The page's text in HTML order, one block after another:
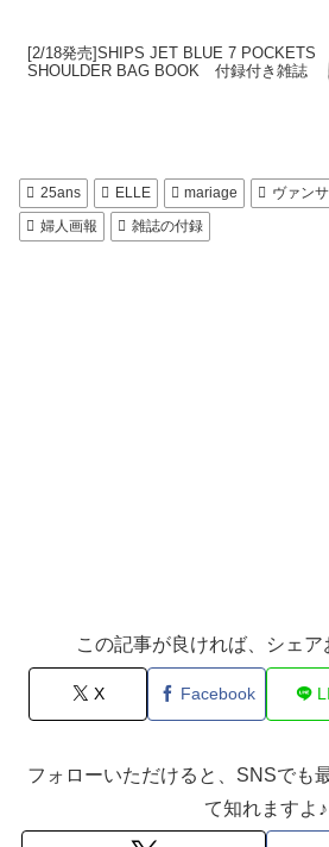
[2/18発売]SHIPS JET BLUE 7 POCKETS
SHOULDER BAG BOOK 付録付き雑誌
25ans ELLE mariage ヴァン
婦人画報
雑誌の付録
この記事が良ければ、シェア
X Facebook
フォローいただけると、SNSでも
て知れますよ♪